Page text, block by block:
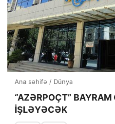
Ana səhifə / Dünya
“AZƏRPOÇT”
İŞLƏYƏCƏK